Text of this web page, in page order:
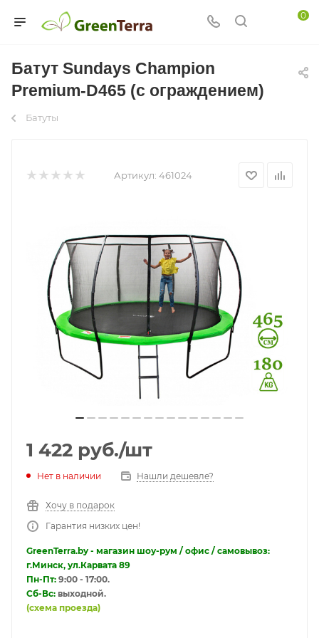
0
Батут Sundays Champion
Premium-D465 (с ограждением)
Батуты
Артикул: 461024
1 422 руб./шт
Нет в наличии Нашли дешевле?
Хочу в подарок
Гарантия низких цен!
GreenTerra.by - магазин шоу-рум / офис / самовывоз:
г.Минск, ул.Карвата 89
Пн-Пт: 9:00 - 17:00.
Сб-Вс: выходной.
(схема проезда)